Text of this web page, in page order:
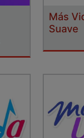
Más
Suave